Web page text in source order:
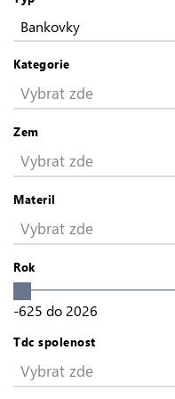
Bankovky
Kategorie
Vybrat zde
Zem
Vybrat zde
Materil
Vybrat zde
Rok
-625 do 2026
Tdc spolenost
Vybrat zde